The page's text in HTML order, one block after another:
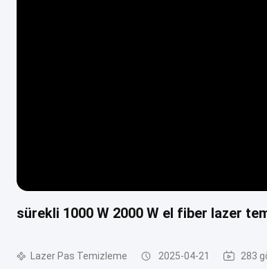
sürekli 1000 W 2000 W el fiber lazer
Lazer Pas Temizleme 2025-04-21 283